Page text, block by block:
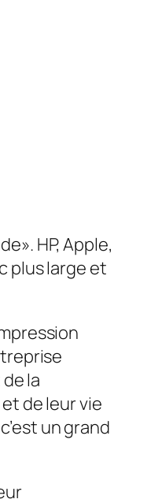
HP, Apple,
plus large et
la
de leur vie
un grand